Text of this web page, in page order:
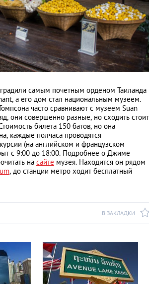
самым почетным орденом Таиланда
а его дом стал национальным музеем.
часто сравнивают с музеем Suan
они совершенно разные, но сходить стоит
билета 150 батов, но она
каждые полчаса проводятся
(на английском и французском
с 9:00 до 18:00. Подробнее о Джиме
на сайте музея. Находится он рядом
, до станции метро ходит бесплатный
В ЗАКЛАДКИ